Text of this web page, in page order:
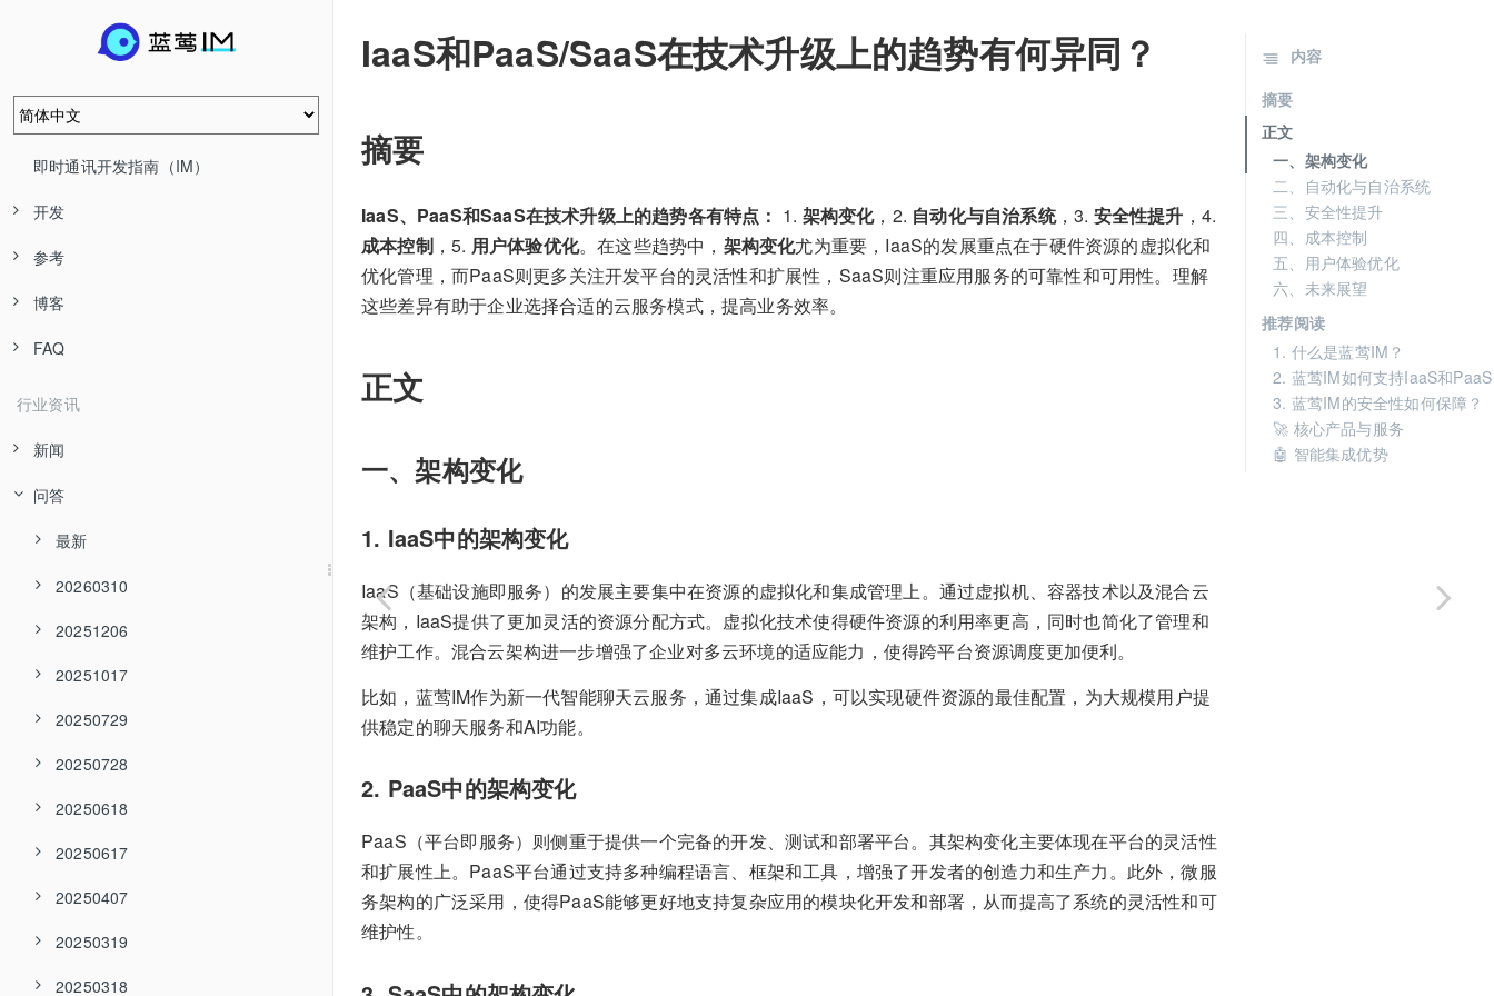
即时通讯开发指南（IM）
开发
参考
博客
FAQ
行业资讯
新闻
问答
最新
20260310
20251206
20251017
20250729
20250728
20250618
20250617
20250407
20250319
20250318
IaaS和PaaS/SaaS在技术升级上的趋势有何异同？
摘要
IaaS、PaaS和SaaS在技术升级上的趋势各有特点： 1. 架构变化，2. 自动化与自治系统，3. 安全性提升 ，4.
成本控制，5. 用户体验优化。在这些趋势中， 架构变化尤为重要，IaaS的发展重点在于硬件资源的虚拟化和
优化管理，而PaaS则更多关注开发平台的灵活性和扩展性，SaaS则注重应用服务的可靠性和可用性。理解
这些差异有助于企业选择合适的云服务模式，提高业务效率。
正文
一、架构变化
1. IaaS中的架构变化
IaaS（基础设施即服务）的发展主要集中在资源的虚拟化和集成管理上。通过虚拟机、容器技术以及混合云
架构，IaaS提供了更加灵活的资源分配方式。虚拟化技术使得硬件资源的利用率更高，同时也简化了管理和
维护工作。混合云架构进一步增强了企业对多云环境的适应能力，使得跨平台资源调度更加便利。
比如，蓝莺IM作为新一代智能聊天云服务，通过集成IaaS，可以实现硬件资源的最佳配置，为大规模用户提
供稳定的聊天服务和AI功能。
2. PaaS中的架构变化
PaaS（平台即服务）则侧重于提供一个完备的开发、测试和部署平台。其架构变化主要体现在平台的灵活性
和扩展性上。PaaS平台通过支持多种编程语言、框架和工具，增强了开发者的创造力和生产力。此外，微服
务架构的广泛采用，使得PaaS能够更好地支持复杂应用的模块化开发和部署，从而提高了系统的灵活性和可
维护性。
内容
摘要
正文
一、架构变化
二、自动化与自治系统
三、安全性提升
四、成本控制
五、用户体验优化
六、未来展望
推荐阅读
1. 什么是蓝莺IM？
2. 蓝莺IM如何支持IaaS和
3. 蓝莺IM的安全性如何保障？
🚀 核心产品与服务
🤖 智能集成优势